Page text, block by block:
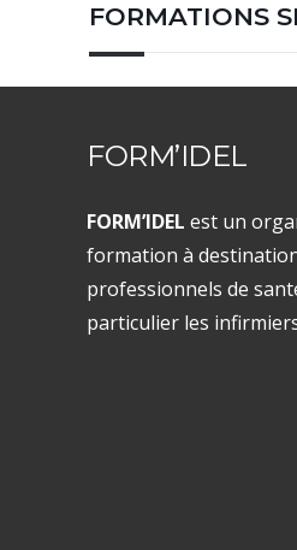
FORMATIONS
FORM’IDEL
FORM’IDEL est un
formation à
professionnels de
particulier les